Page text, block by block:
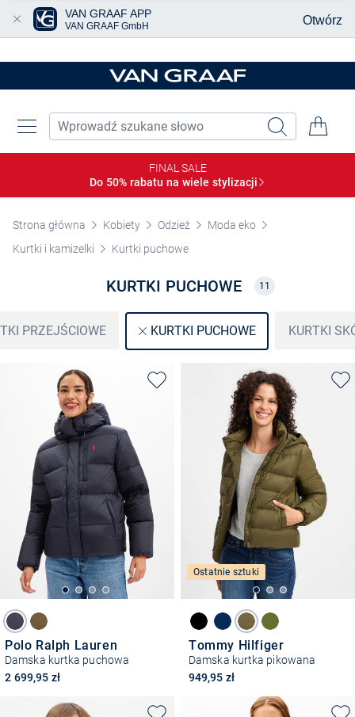
FINAL SALE
Do 50% rabatu na wiele stylizacji
Strona główna Kobiety Odzież
Moda eko
Kurtki i kamizelki
Kurtki puchowe
KURTKI PUCHOWE 11
PRZEJŚCIOWE KURTKI PUCHOWE KURTKI
Polo Ralph Lauren
Damska kurtka puchowa
2 699,95 zł
Ostatnie sztuki
Tommy Hilfiger
Damska kurtka pikowana
949,95 zł
VAN GRAAF APP
VAN GRAAF GmbH Otwórz